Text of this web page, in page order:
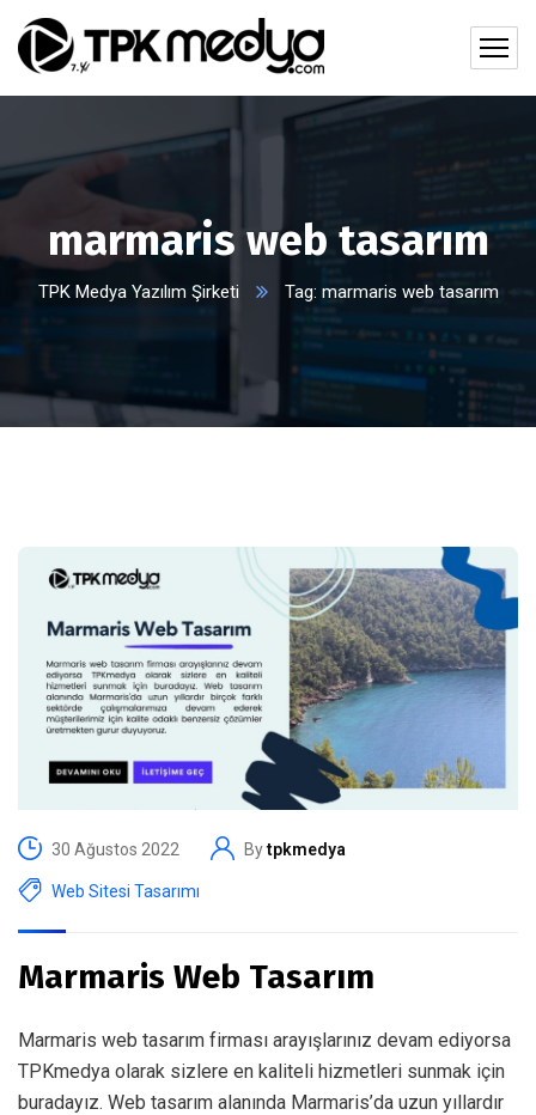
marmaris web tasarım
TPK Medya Yazılım Şirketi Tag: marmaris web tasarım
30 Ağustos 2022 Bytpkmedya
Web Sitesi Tasarımı
Marmaris Web Tasarım
Marmaris web tasarım firması arayışlarınız devam ediyorsa
TPKmedya olarak sizlere en kaliteli hizmetleri sunmak için
buradayız. Web tasarım alanında Marmaris’da uzun yıllardır